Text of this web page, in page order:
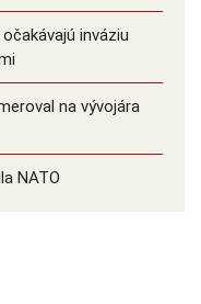
inváziu
na vývojára
NATO